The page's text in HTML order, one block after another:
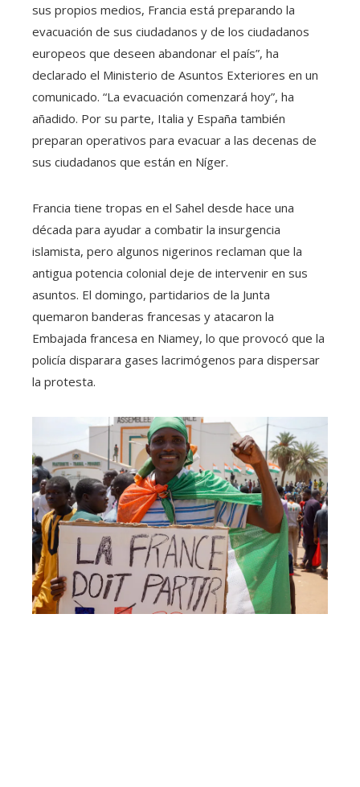
sus propios medios, Francia está preparando la
evacuación de sus ciudadanos y de los ciudadanos
europeos que deseen abandonar el país”, ha
declarado el Ministerio de Asuntos Exteriores en un
comunicado. “La evacuación comenzará hoy”, ha
añadido. Por su parte, Italia y España también
preparan operativos para evacuar a las decenas de
sus ciudadanos que están en Níger.
Francia tiene tropas en el Sahel desde hace una
década para ayudar a combatir la insurgencia
islamista, pero algunos nigerinos reclaman que la
antigua potencia colonial deje de intervenir en sus
asuntos. El domingo, partidarios de la Junta
quemaron banderas francesas y atacaron la
Embajada francesa en Niamey, lo que provocó que la
policía disparara gases lacrimógenos para dispersar
la protesta.